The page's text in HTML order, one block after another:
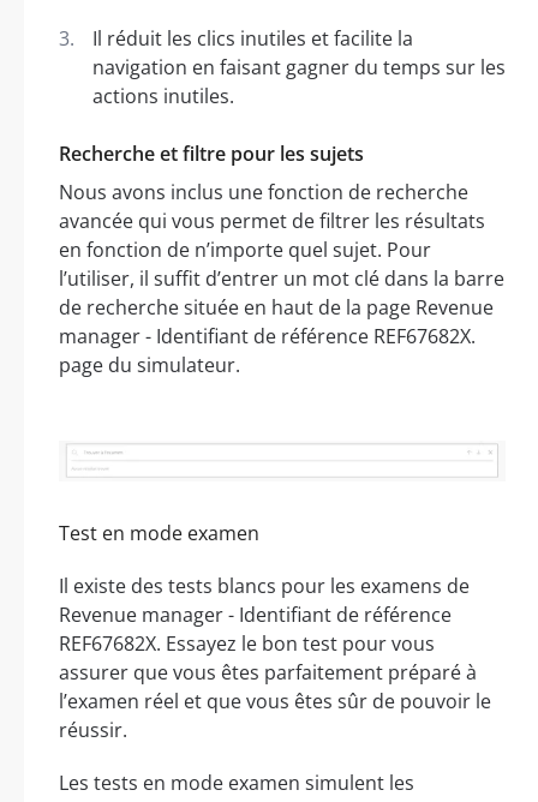
Il réduit les clics inutiles et facilite la
navigation en faisant gagner du temps sur les
actions inutiles.
Recherche et filtre pour les sujets
Nous avons inclus une fonction de recherche
avancée qui vous permet de filtrer les résultats
en fonction de n’importe quel sujet. Pour
l’utiliser, il suffit d’entrer un mot clé dans la barre
de recherche située en haut de la page Revenue
manager - Identifiant de référence REF67682X.
page du simulateur.
Test en mode examen
Il existe des tests blancs pour les examens de
Revenue manager - Identifiant de référence
REF67682X. Essayez le bon test pour vous
assurer que vous êtes parfaitement préparé à
l’examen réel et que vous êtes sûr de pouvoir le
réussir.
Les tests en mode examen simulent les